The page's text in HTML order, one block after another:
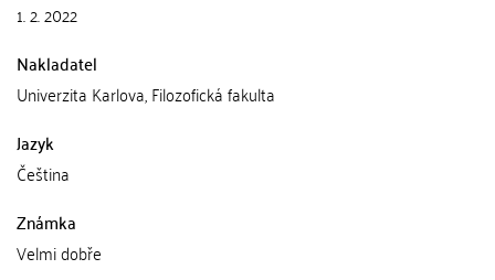
1. 2. 2022
Nakladatel
Univerzita Karlova, Filozofická fakulta
Jazyk
Čeština
Známka
Velmi dobře